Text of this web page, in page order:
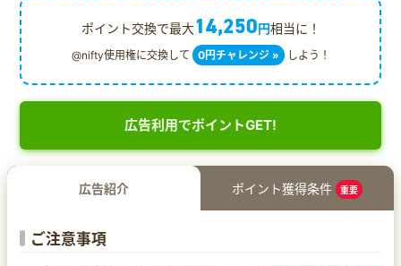
ポイント交換で最大14,250円相当に！
@nifty使用権に交換して 0円チャレンジ » しよう！
広告利用でポイントGET!
広告紹介 ポイント獲得条件 重要
ご注意事項